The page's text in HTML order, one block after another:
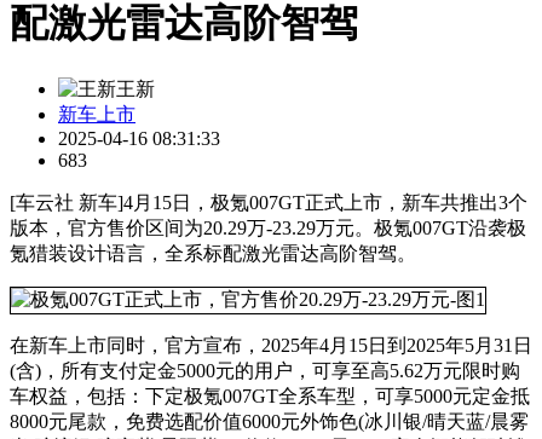
配激光雷达高阶智驾
王新
新车上市
2025-04-16 08:31:33
683
[车云社 新车]4月15日，极氪007GT正式上市，新车共推出3个
版本，官方售价区间为20.29万-23.29万元。极氪007GT沿袭极
氪猎装设计语言，全系标配激光雷达高阶智驾。
在新车上市同时，官方宣布，2025年4月15日到2025年5月31日
(含)，所有支付定金5000元的用户，可享至高5.62万元限时购
车权益，包括：下定极氪007GT全系车型，可享5000元定金抵
8000元尾款，免费选配价值6000元外饰色(冰川银/晴天蓝/晨雾